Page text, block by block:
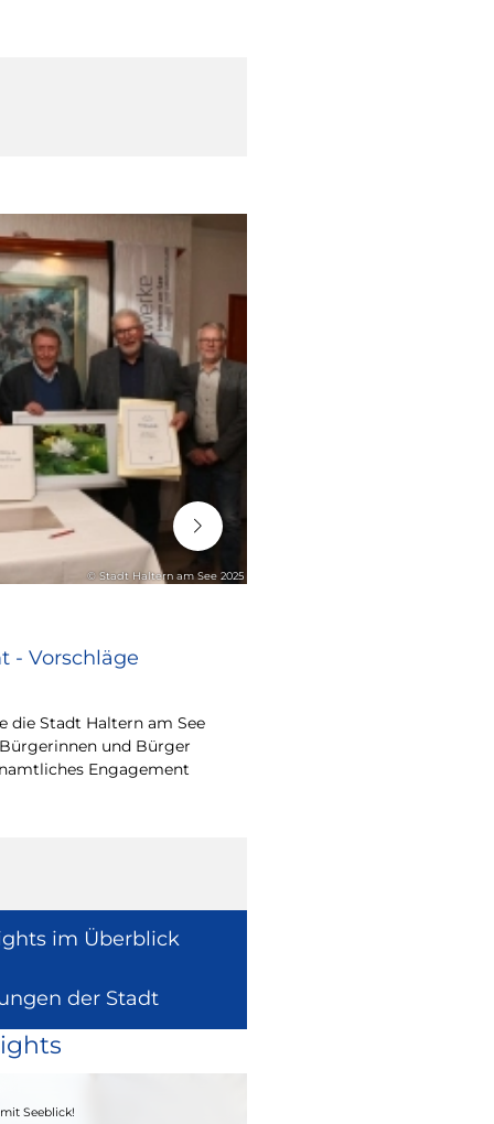
© Stadt Haltern am See 2025
- Vorschläge
die Stadt Haltern am See
und Bürger
Engagement
im Überblick
der Stadt
Seeblick!